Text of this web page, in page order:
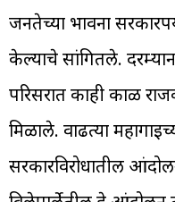
जनतेच्या भावना
केल्याचे सांगितले.
परिसरात काही काळ
मिळाले. वाढत्या
सरकारविरोधातील